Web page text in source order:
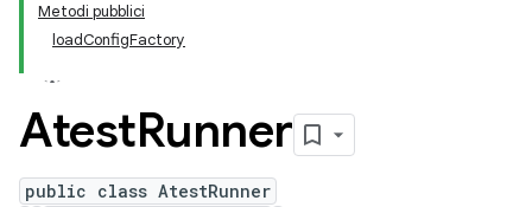
Metodi pubblici
loadConfigFactory
AtestRunner
public class AtestRunner